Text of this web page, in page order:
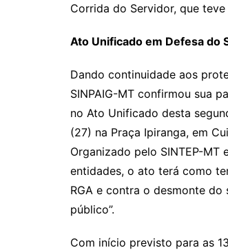
Corrida do Servidor, que
Ato Unificado em Defesa do
Dando continuidade aos
SINPAIG-MT confirmou sua
no Ato Unificado desta
(27) na Praça Ipiranga, em
Organizado pelo SINTEP-MT
entidades, o ato terá como
RGA e contra o desmonte do
público”.
Com início previsto para as